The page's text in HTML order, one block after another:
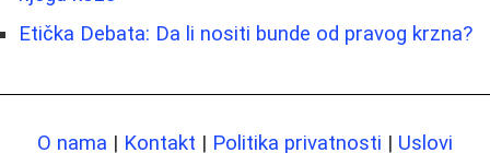
Etička Debata: Da li nositi bunde od pravog krzna?
O nama | Kontakt | Politika privatnosti | Uslovi